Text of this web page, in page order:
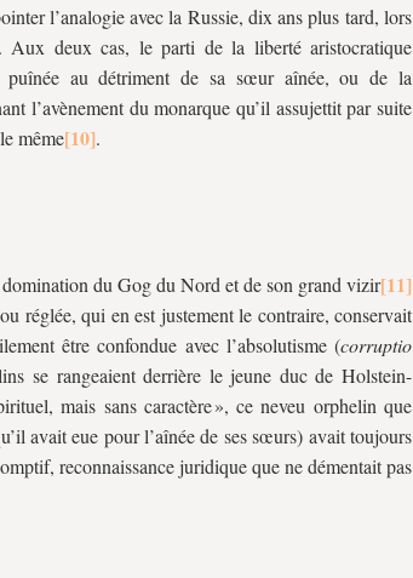
l’analogie avec la Russie, dix ans plus tard, lors
Aux deux cas, le parti de la liberté aristocratique
au détriment de sa sœur aînée, ou de la
l’avènement du monarque qu’il assujettit par suite
même
.
du Gog du Nord et de son grand vizir
réglée, qui en est justement le contraire, conservait
être confondue avec l’absolutisme (corruptio
se rangeaient derrière le jeune duc de Holstein-
mais sans caractère », ce neveu orphelin que
avait eue pour l’aînée de ses sœurs) avait toujours
reconnaissance juridique que ne démentait pas